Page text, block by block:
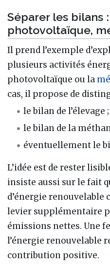
Séparer les bilans
photovoltaïque,
Il prend l’exemple
plusieurs activités
photovoltaïque ou la
cas, il propose de
le bilan de l’élevage ;
le bilan de la
éventuellement le
L’idée est de rester
insiste aussi sur le fait
d’énergie
levier supplémentaire
émissions nettes. Une
l’énergie renouvelable
contribution positive.